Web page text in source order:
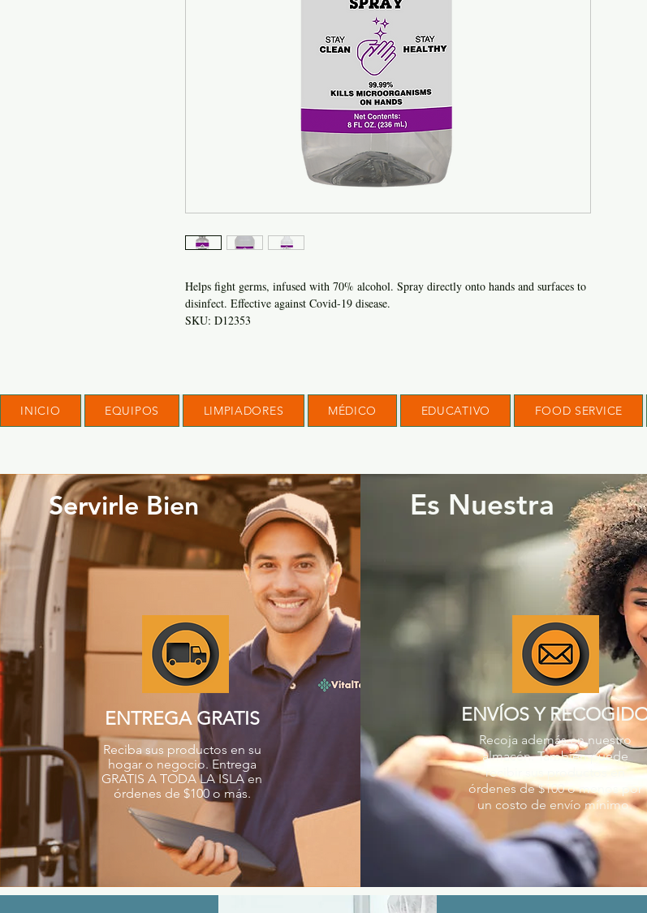
Helps fight germs, infused with 70% alcohol. Spray directly onto hands and surfaces to
disinfect. Effective against Covid-19 disease.
SKU: D12353
INICIO EQUIPOS LIMPIADORES MÉDICO EDUCATIVO FOOD SERVICE
Servirle Bien
ENTREGA GRATIS
Reciba sus productos en su
hogar o negocio. Entrega
GRATIS A TODA LA ISLA en
órdenes de $100 o más.
Es Nuestra
ENVÍOS Y
Recoja además en nuestro
almacén. También puede
recibir sus productos en
órdenes de $100 o menos por
un costo de envío mínimo.